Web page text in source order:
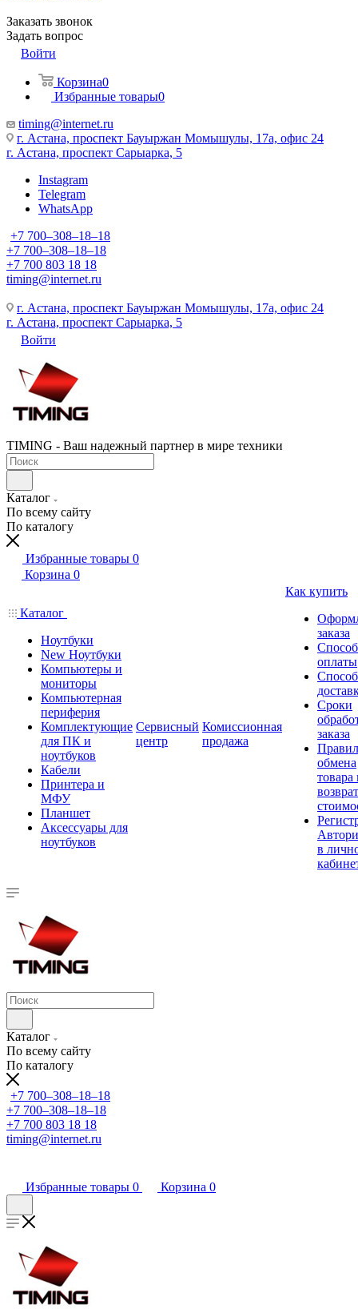
Заказать звонок
Задать вопрос
Войти
Корзина0
Избранные товары0
timing@internet.ru
г. Астана, проспект Бауыржан Момышулы, 17а, офис 24
г. Астана, проспект Сарыарка, 5
Instagram
Telegram
WhatsApp
+7 700‒308‒18‒18
+7 700‒308‒18‒18
+7 700 803 18 18
timing@internet.ru
г. Астана, проспект Бауыржан Момышулы, 17а, офис 24
г. Астана, проспект Сарыарка, 5
Войти
TIMING - Ваш надежный партнер в мире техники
Каталог
По всему сайту
По каталогу
Избранные товары 0
Корзина 0
Каталог
Ноутбуки
New Ноутбуки
Компьютеры и
мониторы
Компьютерная
периферия
Комплектующие
для ПК и
ноутбуков
Кабели
Принтера и
МФУ
Планшет
Аксессуары для
ноутбуков
Сервисный
центр
Комиссионная
продажа
Как купить
заказа
оплаты
Сроки
заказа
обмена
товара
в
Каталог
По всему сайту
По каталогу
+7 700‒308‒18‒18
+7 700‒308‒18‒18
+7 700 803 18 18
timing@internet.ru
Избранные товары 0 Корзина 0